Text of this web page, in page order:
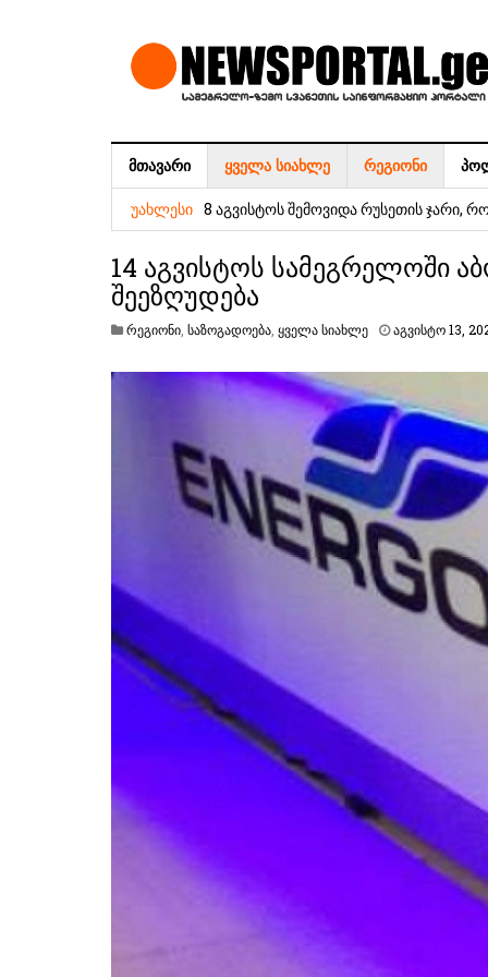
ᲛᲗᲐᲕᲐᲠᲘ ᲧᲕᲔᲚᲐ ᲡᲘᲐᲮᲚᲔ ᲠᲔᲒᲘᲝᲜᲘ
ᲣᲐᲮᲚᲔᲡᲘ
უახლოესი დღეების ამინდის პროგნოზი
8 აგვისტოს შემოვიდა რუსეთის ჯარი,
პირველი კლასის მოსწავლეებისთვის
განხორციელდება
ეროვნული ვალუტის კურსი
14 აგვისტოს სამეგრელოში
შეეზღუდება
რეგიონი საზოგადოება ყველა სიახლე აგვისტო 13,